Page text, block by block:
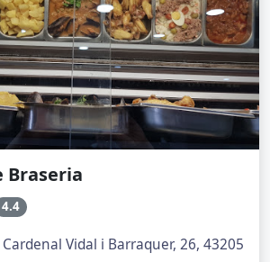
Braseria
4.4
Vidal i Barraquer, 26, 43205